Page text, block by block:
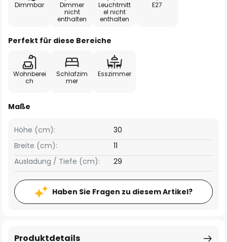
Dimmbar
Dimmer
nicht
enthalten
Leuchtmitt
el nicht
enthalten
E27
Perfekt für diese Bereiche
Wohnberei
ch
Schlafzim
mer
Esszimmer
Maße
Breite (cm): 11
Höhe (cm): 30
Ausladung / Tiefe (cm): 29
Haben Sie Fragen zu diesem Artikel?
Produktdetails